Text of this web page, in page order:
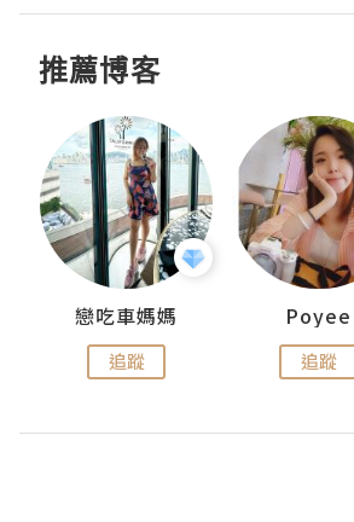
推薦博客
戀吃車媽媽
追蹤
Poyee
追蹤